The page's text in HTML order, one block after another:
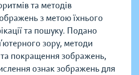
та методів
з метою їхнього
та пошуку. Подано
зору, методи
покращення зображень,
ознак зображень для